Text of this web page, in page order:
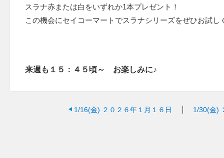
スラナ赤または白をいずれか1本プレゼント！
この機会にセイコーマートでスラナシリーズをぜひお試し
来週も１５：４５頃～ お楽しみに♪
1/16(金) ２０２６年１月１６日 1/30(金)